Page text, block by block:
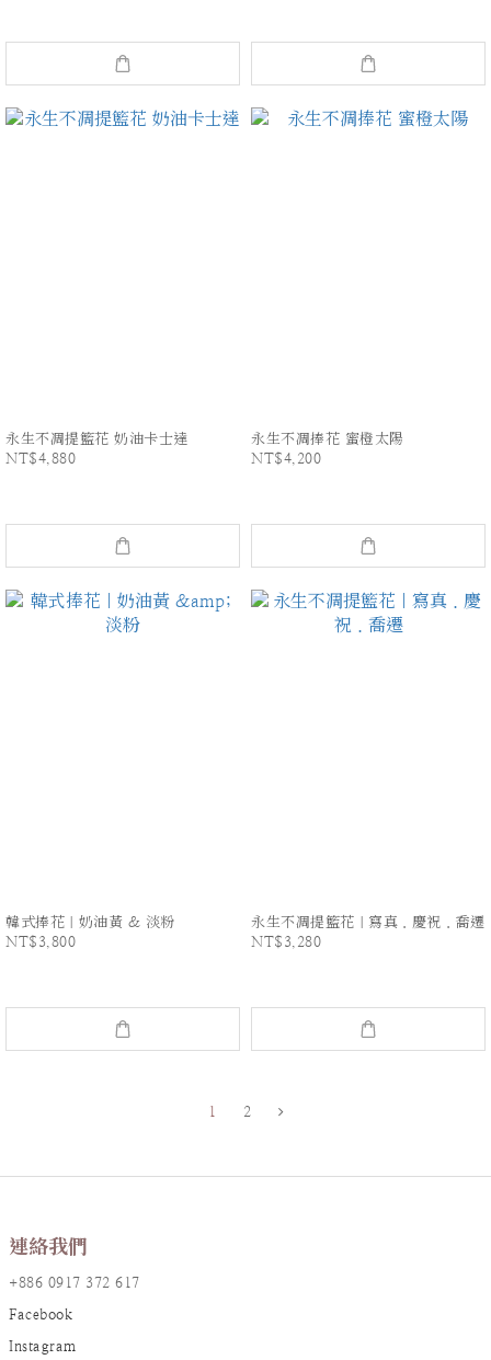
永生不凋提籃花 奶油卡士達
NT$4,880
永生不凋捧花 蜜橙太陽
NT$4,200
韓式捧花｜奶油黃 & 淡粉
NT$3,800
永生不凋提籃花｜寫真．慶祝．喬遷
NT$3,280
1 2
連絡我們
+886 0917 372 617
Facebook
Instagram